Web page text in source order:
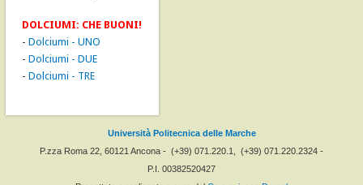
DOLCIUMI: CHE BUONI!
- Dolciumi - UNO
- Dolciumi - DUE
- Dolciumi - TRE
Università Politecnica delle Marche
P.zza Roma 22, 60121 Ancona - (+39) 071.220.1, (+39) 071.220.2324 -
P.I. 00382520427